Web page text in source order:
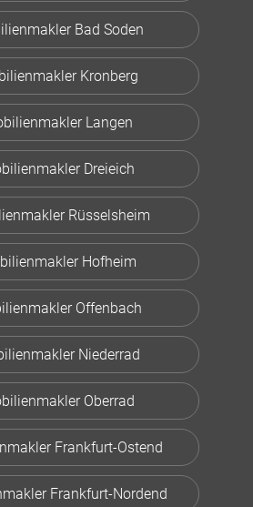
Bad Soden
Kronberg
Langen
Dreieich
Rüsselsheim
Hofheim
Offenbach
Niederrad
Oberrad
Frankfurt-Ostend
Frankfurt-Nordend